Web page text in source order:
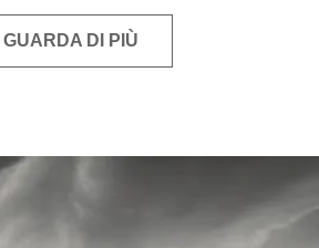
GUARDA DI PIÙ